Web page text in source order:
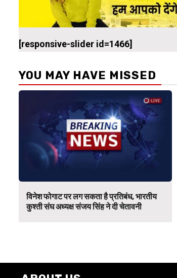
[responsive-slider id=1466]
YOU MAY HAVE MISSED
विनेश फोगाट पर लग सकता है प्रतिबंध, भारतीय
कुश्ती संघ अध्यक्ष संजय सिंह ने दी चेतावनी